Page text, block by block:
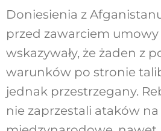
Doniesienia z
przed zawarciem umowy
wskazywały, że żaden z
warunków po stronie
jednak przestrzegany.
nie zaprzestali ataków na